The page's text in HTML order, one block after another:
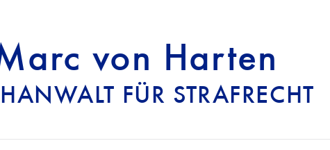
von Harten
FÜR STRAFRECHT